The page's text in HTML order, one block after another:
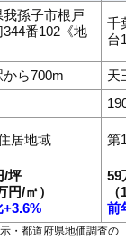
我孫子市根戸
番102《地
千
台
ら700m
天
190
居地域 第1
/坪
円/㎡）
+3.6%
59
（
前
・都道府県地価調査の